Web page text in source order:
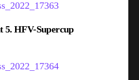
5. HFV-Supercup